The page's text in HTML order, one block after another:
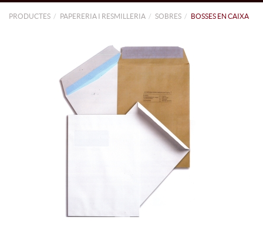
PRODUCTES PAPERERIA I RESMILLERIA SOBRES BOSSES EN CAIXA